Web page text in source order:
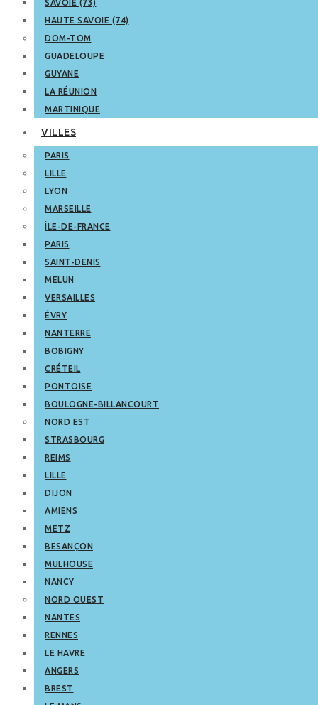
SAVOIE (73)
HAUTE SAVOIE (74)
DOM-TOM
GUADELOUPE
GUYANE
LA RÉUNION
MARTINIQUE
VILLES
PARIS
LILLE
LYON
MARSEILLE
ÎLE-DE-FRANCE
PARIS
SAINT-DENIS
MELUN
VERSAILLES
ÉVRY
NANTERRE
BOBIGNY
CRÉTEIL
PONTOISE
BOULOGNE-BILLANCOURT
NORD EST
STRASBOURG
REIMS
LILLE
DIJON
AMIENS
METZ
BESANÇON
MULHOUSE
NANCY
NORD OUEST
NANTES
RENNES
LE HAVRE
ANGERS
BREST